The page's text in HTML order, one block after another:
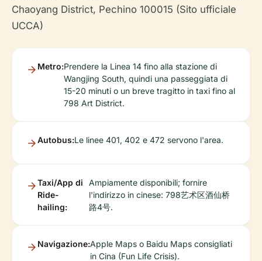
Chaoyang District, Pechino 100015 (Sito ufficiale
UCCA)
Metro:Prendere la Linea 14 fino alla stazione di
Wangjing South, quindi una passeggiata di
15-20 minuti o un breve tragitto in taxi fino al
798 Art District.
Autobus:Le linee 401, 402 e 472 servono l'area.
Taxi/App di
Ride-
hailing:
Ampiamente disponibili; fornire
l'indirizzo in cinese: 798艺术区酒仙桥
路4号.
Navigazione:Apple Maps o Baidu Maps consigliati
in Cina (Fun Life Crisis).